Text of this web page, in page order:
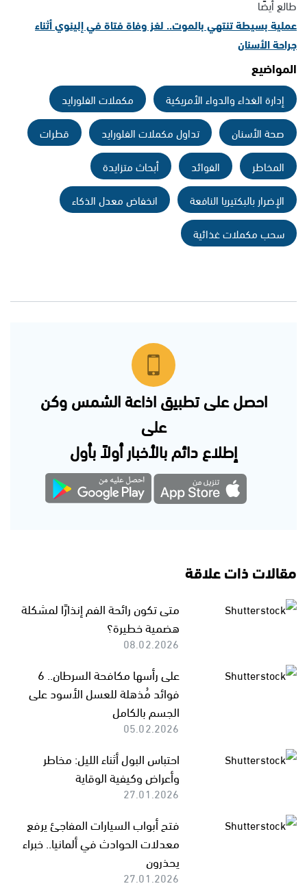
طالع أيضًا
عملية بسيطة تنتهي بالموت.. لغز وفاة فتاة في إلينوي أثناء
جراحة الأسنان
المواضيع
إدارة الغذاء والدواء الأمريكية
مكملات الفلورايد
صحة الأسنان
تداول مكملات الفلورايد
قطرات
المخاطر
الفوائد
أبحاث متزايدة
الإضرار بالبكتيريا النافعة
انخفاض معدل الذكاء
سحب مكملات غذائية
احصل على تطبيق اذاعة الشمس وكن
على
إطلاع دائم بالأخبار أولاً بأول
مقالات ذات علاقة
متى تكون رائحة الفم إنذارًا لمشكلة
هضمية خطيرة؟
08.02.2026
على رأسها مكافحة السرطان.. 6
فوائد مُذهلة للعسل الأسود على
الجسم بالكامل
05.02.2026
احتباس البول أثناء الليل: مخاطر
وأعراض وكيفية الوقاية
27.01.2026
فتح أبواب السيارات المفاجئ يرفع
معدلات الحوادث في ألمانيا.. خبراء
يحذرون
27.01.2026